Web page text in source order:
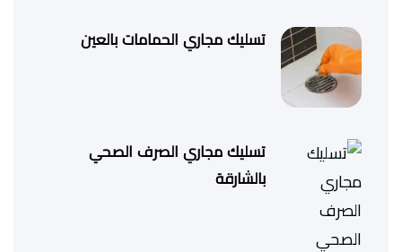
تسليك مجاري الحمامات بالعين
تسليك مجاري الصرف الصحي
بالشارقة